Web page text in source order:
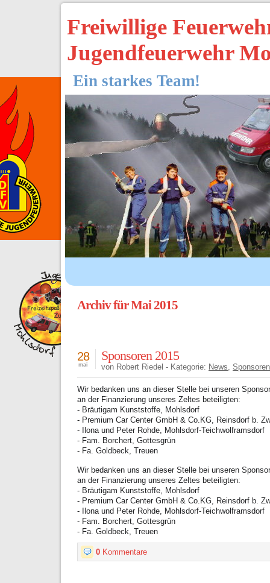
Freiwillige
Jugendfeuerwehr
Ein starkes Team!
Archiv für Mai 2015
Sponsoren 2015
28
mai von Robert Riedel - Kategorie: News, Sponsoren
Wir bedanken uns an dieser Stelle bei unseren
an der Finanzierung unseres Zeltes beteiligten:
- Bräutigam Kunststoffe, Mohlsdorf
- Premium Car Center GmbH & Co.KG, Reinsdorf b.
- Ilona und Peter Rohde, Mohlsdorf-Teichwolframsdorf
- Fam. Borchert, Gottesgrün
- Fa. Goldbeck, Treuen
Wir bedanken uns an dieser Stelle bei unseren
an der Finanzierung unseres Zeltes beteiligten:
- Bräutigam Kunststoffe, Mohlsdorf
- Premium Car Center GmbH & Co.KG, Reinsdorf b.
- Ilona und Peter Rohde, Mohlsdorf-Teichwolframsdorf
- Fam. Borchert, Gottesgrün
- Fa. Goldbeck, Treuen
0 Kommentare